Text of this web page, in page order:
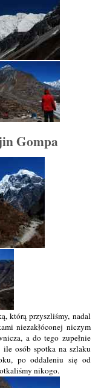
Gompa
którą przyszliśmy, nadal
niezakłóconej niczym
a do tego zupełnie
osób spotka na szlaku
po oddaleniu się od
nikogo.